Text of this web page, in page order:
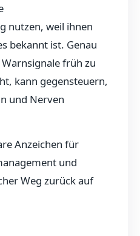
nutzen, weil ihnen
bekannt ist. Genau
früh zu
kann gegensteuern,
und Nerven
Anzeichen für
und
Weg zurück auf